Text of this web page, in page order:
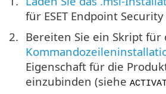
für ESET Endpoint
Bereiten Sie ein Skript für
Eigenschaft für die
einzubinden (siehe